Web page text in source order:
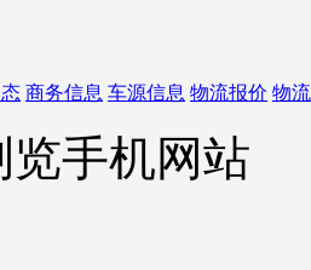
商务信息 车源信息 物流报价 物
手机网站